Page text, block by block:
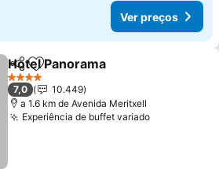
Ver preços
PartilharAdicionar aos favoritos
Hotel Panorama
4 Estrelas
7,0
10.449
a 1.6 km de Avenida Meritxell
Experiência de buffet variadoVer preços